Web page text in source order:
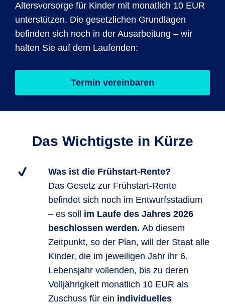
Altersvorsorge für Kinder mit monatlich 10 EUR
unterstützen. Die gesetzlichen Grundlagen
befinden sich noch in der Ausarbeitung – wir
halten Sie auf dem Laufenden:
Termin vereinbaren
Das Wichtigste in Kürze
Was ist die Frühstart-Rente?
Das Gesetz zur Frühstart-Rente
befindet sich noch im Entwurfsstadium
– es soll im Laufe des Jahres 2026
beschlossen werden. Ab diesem
Zeitpunkt, so der Plan, will der Staat alle
Kinder, die im jeweiligen Jahr ihr 6.
Lebensjahr vollenden, bis zu deren
Volljährigkeit monatlich 10 EUR als
Zuschuss für ein individuelles